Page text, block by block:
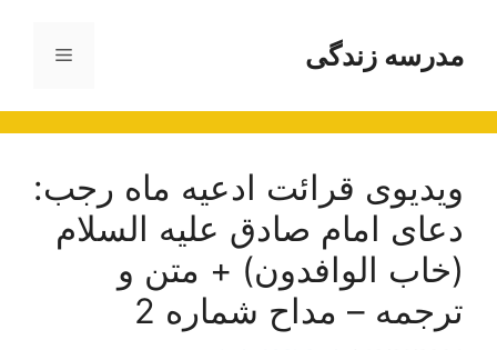
محتوامدرسه زندگی فهرست
ویدیوی قرائت ادعیه ماه رجب:
دعای امام صادق علیه السلام
(خاب الوافدون) + متن و
ترجمه – مداح شماره 2